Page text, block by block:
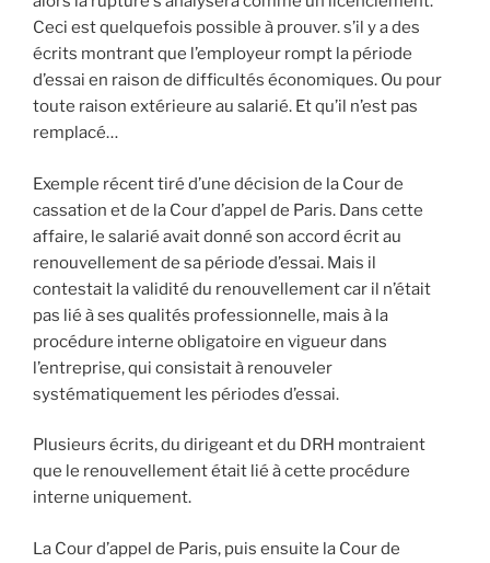
Ceci est quelquefois possible à prouver. s’il y a des
écrits montrant que l’employeur rompt la période
d’essai en raison de difficultés économiques. Ou pour
toute raison extérieure au salarié. Et qu’il n’est pas
remplacé…
Exemple récent tiré d’une décision de la Cour de
cassation et de la Cour d’appel de Paris. Dans cette
affaire, le salarié avait donné son accord écrit au
renouvellement de sa période d’essai. Mais il
contestait la validité du renouvellement car il n’était
pas lié à ses qualités professionnelle, mais à la
procédure interne obligatoire en vigueur dans
l’entreprise, qui consistait à renouveler
systématiquement les périodes d’essai.
Plusieurs écrits, du dirigeant et du DRH montraient
que le renouvellement était lié à cette procédure
interne uniquement.
La Cour d’appel de Paris, puis ensuite la Cour de